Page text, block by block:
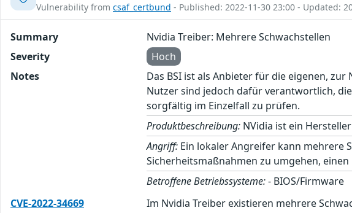
Vulnerability from csaf_certbund - Published: 2022-11-30 23:00 - Updated:
Summary
Nvidia Treiber: Mehrere Schwachstellen
Severity
Hoch
Notes
Das BSI ist als Anbieter für die eigenen,
Nutzer sind jedoch dafür verantwortlich,
sorgfältig im Einzelfall zu prüfen.
Produktbeschreibung: NVidia ist ein
Angriff: Ein lokaler Angreifer kann mehrere
Sicherheitsmaßnahmen zu umgehen,
Betroffene Betriebssysteme:- BIOS/Firmware
CVE-2022-34669
Im Nvidia Treiber existieren mehrere